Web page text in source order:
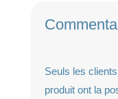
Seuls les
produit ont la